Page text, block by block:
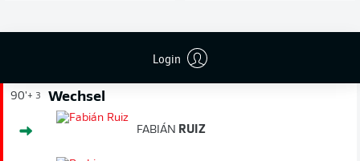
Login
SPIELENDE
90'+ 3 Wechsel
FABIÁN RUIZ